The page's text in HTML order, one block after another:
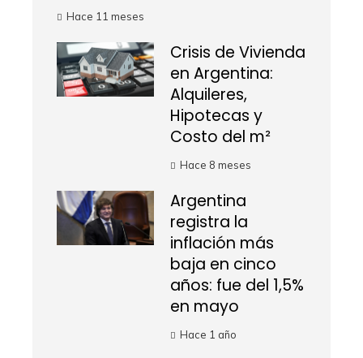
Hace 11 meses
Crisis de Vivienda
en Argentina:
Alquileres,
Hipotecas y
Costo del m²
Hace 8 meses
Argentina
registra la
inflación más
baja en cinco
años: fue del 1,5%
en mayo
Hace 1 año